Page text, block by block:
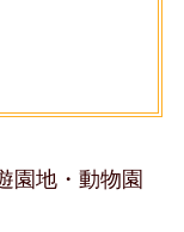
園地・動物園